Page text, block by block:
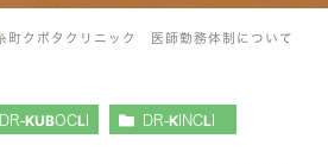
町クボタクリニック 医師勤務体制について
DR-KUBOCLI DR-KINCLI